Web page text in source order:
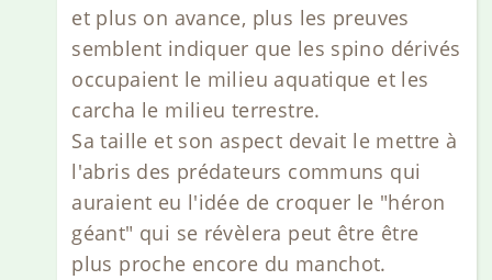
et plus on avance, plus les preuves
semblent indiquer que les spino dérivés
occupaient le milieu aquatique et les
carcha le milieu terrestre.
Sa taille et son aspect devait le mettre à
l'abris des prédateurs communs qui
auraient eu l'idée de croquer le "héron
géant" qui se révèlera peut être être
plus proche encore du manchot.